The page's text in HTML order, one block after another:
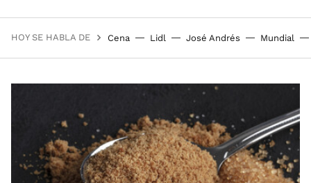
HOY SE HABLA DE Cena Lidl José Andrés Mundial